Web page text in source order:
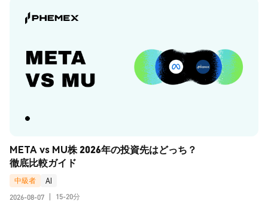
META vs MU株 2026年の投資先はどっち？
徹底比較ガイド
中級者
AI
2026-08-07
15-20分